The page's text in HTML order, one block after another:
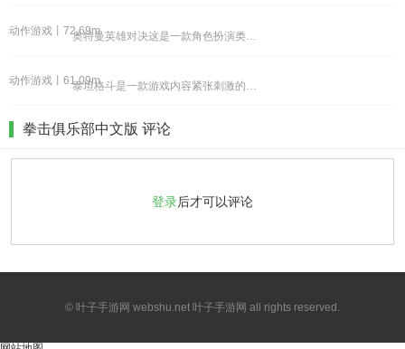
动作游戏丨72.69m
动作游戏丨61.09m
拳击俱乐部中文版 评论
登录后才可以评论
© 叶子手游网 webshu.net 叶子手游网 all rights reserved.